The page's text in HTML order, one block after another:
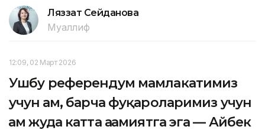
Ляззат Сейданова
Муаллиф
12:09, 02 Март 2026
Ушбу референдум мамлакатимиз
учун ҳам, барча фуқароларимиз учун
ҳам жуда катта аҳамиятга эга — Айбек